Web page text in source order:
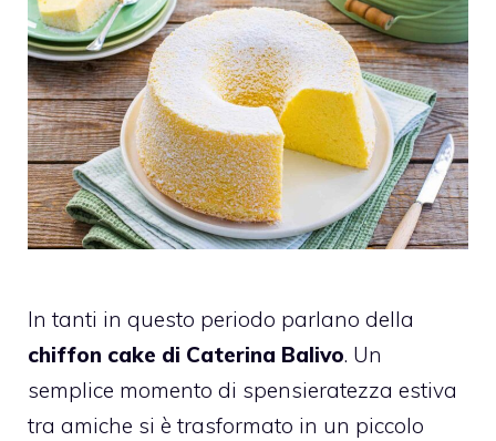
In tanti in questo periodo parlano della
chiffon cake di Caterina Balivo. Un
semplice momento di spensieratezza estiva
tra amiche si è trasformato in un piccolo